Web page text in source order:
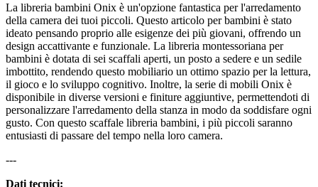
La libreria bambini Onix è un'opzione fantastica per l'arredamento
della camera dei tuoi piccoli. Questo articolo per bambini è stato
ideato pensando proprio alle esigenze dei più giovani, offrendo un
design accattivante e funzionale. La libreria montessoriana per
bambini è dotata di sei scaffali aperti, un posto a sedere e un sedile
imbottito, rendendo questo mobiliario un ottimo spazio per la lettura,
il gioco e lo sviluppo cognitivo. Inoltre, la serie di mobili Onix è
disponibile in diverse versioni e finiture aggiuntive, permettendoti di
personalizzare l'arredamento della stanza in modo da soddisfare ogni
gusto. Con questo scaffale libreria bambini, i più piccoli saranno
entusiasti di passare del tempo nella loro camera.
---
Dati tecnici: